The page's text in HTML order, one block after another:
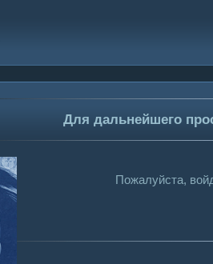
Для дальнейшего
Пожалуйста,